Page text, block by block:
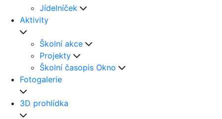
Jídelníček
Aktivity
Školní akce
Projekty
Školní časopis Okno
Fotogalerie
3D prohlídka